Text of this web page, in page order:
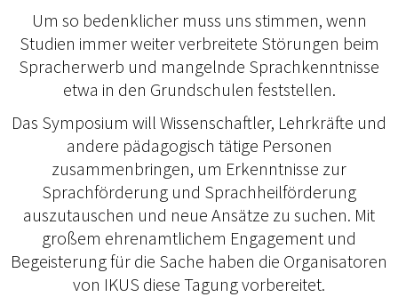
Um so bedenklicher muss uns stimmen, wenn
Studien immer weiter verbreitete Störungen beim
Spracherwerb und mangelnde Sprachkenntnisse
etwa in den Grundschulen feststellen.
Das Symposium will Wissenschaftler, Lehrkräfte und
andere pädagogisch tätige Personen
zusammenbringen, um Erkenntnisse zur
Sprachförderung und Sprachheilförderung
auszutauschen und neue Ansätze zu suchen. Mit
großem ehrenamtlichem Engagement und
Begeisterung für die Sache haben die Organisatoren
von IKUS diese Tagung vorbereitet.